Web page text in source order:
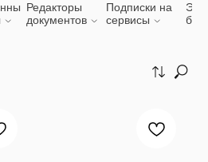
Редакторы
документов
Подписки на
сервисы